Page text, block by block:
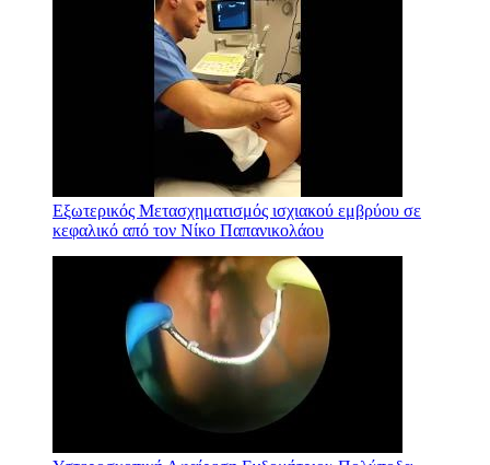
Εξωτερικός Μετασχηματισμός ισχιακού εμβρύου σε
κεφαλικό από τον Νίκο Παπανικολάου